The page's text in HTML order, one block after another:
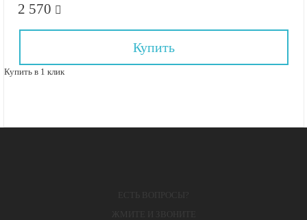
2 570
Купить
Купить в 1 клик